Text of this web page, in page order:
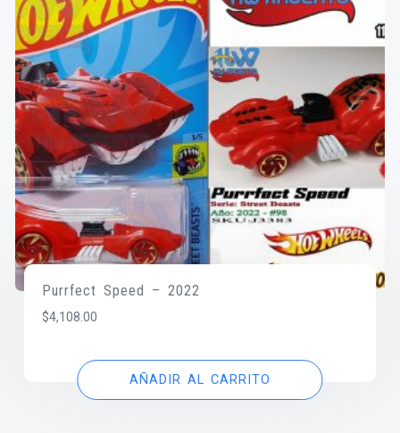
Purrfect Speed – 2022
$4,108.00
AÑADIR AL CARRITO